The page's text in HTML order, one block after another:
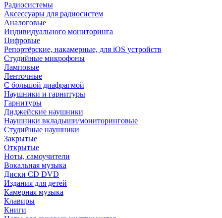
Радиосистемы
Аксессуары для радиосистем
Аналоговые
Индивидуального мониторинга
Цифровые
Репортёрские, накамерные, для iOS устройств
Студийные микрофоны
Ламповые
Ленточные
С большой диафрагмой
Наушники и гарнитуры
Гарнитуры
Диджейские наушники
Наушники вкладыши/мониторинговые
Студийные наушники
Закрытые
Открытые
Ноты, самоучители
Вокальная музыка
Диски CD DVD
Издания для детей
Камерная музыка
Клавиры
Книги